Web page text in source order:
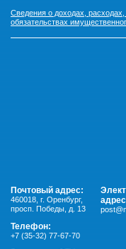
Сведения о доходах,
обязательствах
Почтовый адрес:
460018 г. Оренбург,
просп. Победы, д. 13
Телефон:
+7 (35-32) 77-67-70